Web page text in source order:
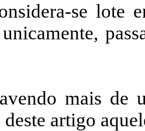
se lote
mais de
deste artigo